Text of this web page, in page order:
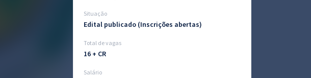
Situação
Edital publicado (Inscrições abertas)
Total de vagas
16 + CR
Salário